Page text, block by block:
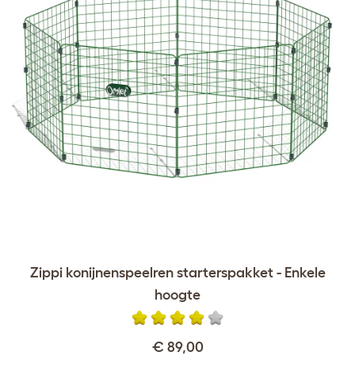
Zippi konijnenspeelren starterspakket - Enkele
hoogte
€ 89,00